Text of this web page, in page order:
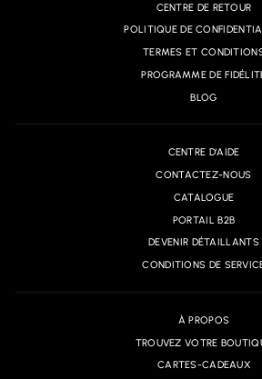
CENTRE DE RETOUR
POLITIQUE DE
TERMES ET
PROGRAMME DE
BLOG
CENTRE D'AIDE
CONTACTEZ-NOUS
CATALOGUE
PORTAIL B2B
DEVENIR DÉTAILLANTS
CONDITIONS DE
À PROPOS
TROUVEZ VOTRE
CARTES-CADEAUX